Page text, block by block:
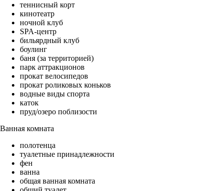
теннисный корт
кинотеатр
ночной клуб
SPA-центр
бильярдный клуб
боулинг
баня (за территорией)
парк аттракционов
прокат велосипедов
прокат роликовых коньков
водные виды спорта
каток
пруд/озеро поблизости
Ванная комната
полотенца
туалетные принадлежности
фен
ванна
общая ванная комната